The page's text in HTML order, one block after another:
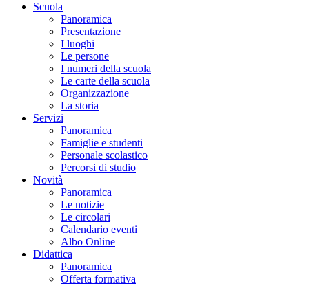
Scuola
Panoramica
Presentazione
I luoghi
Le persone
I numeri della scuola
Le carte della scuola
Organizzazione
La storia
Servizi
Panoramica
Famiglie e studenti
Personale scolastico
Percorsi di studio
Novità
Panoramica
Le notizie
Le circolari
Calendario eventi
Albo Online
Didattica
Panoramica
Offerta formativa